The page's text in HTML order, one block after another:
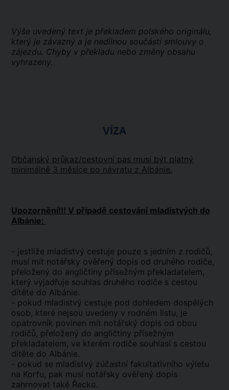
Výše uvedený text je překladem polského originálu,
který je závazný a je nedílnou součástí smlouvy o
zájezdu. Chyby v překladu nebo změny obsahu
vyhrazeny.
VÍZA
Občanský průkaz/cestovní pas musí být platný
minimálně 3 měsíce po návratu z Albánie.
Upozornění!!! V případě cestování mladistvých do
Albánie:
- jestliže mladistvý cestuje pouze s jedním z rodičů,
musí mít notářsky ověřený dopis od druhého rodiče,
přeložený do angličtiny přísežným překladatelem,
který vyjadřuje souhlas druhého rodiče s cestou
dítěte do Albánie.
- pokud mladistvý cestuje pod dohledem dospělých
osob, které nejsou uvedeny v rodném listu, je
opatrovník povinen mít notářský dopis od obou
rodičů, přeložený do angličtiny přísežným
překladatelem, ve kterém rodiče souhlasí s cestou
dítěte do Albánie.
- pokud se mladistvý zúčastní fakultativního výletu
na Korfu, pak musí notářsky ověřený dopis
zahrnovat také Řecko.